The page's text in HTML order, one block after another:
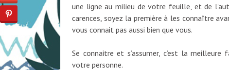
une ligne au milieu de votre feuille, et de
carences, soyez la première à les connaître
vous connait pas aussi bien que vous.
Se connaitre et s’assumer, c’est la
votre personne.